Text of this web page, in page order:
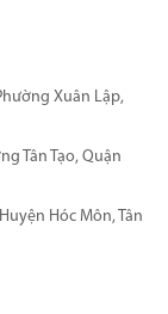
Xuân Lập,
Tân Tạo, Quận
Hóc Môn, Tân